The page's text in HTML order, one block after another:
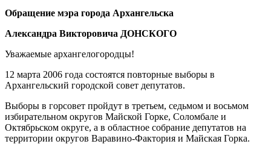
Обращение мэра города Архангельска
Александра Викторовича ДОНСКОГО
Уважаемые архангелогородцы!
12 марта 2006 года состоятся повторные выборы в
Архангельский городской совет депутатов.
Выборы в горсовет пройдут в третьем, седьмом и восьмом
избирательном округов Майской Горке, Соломбале и
Октябрьском округе, а в областное собрание депутатов на
территории округов Варавино-Фактория и Майская Горка.